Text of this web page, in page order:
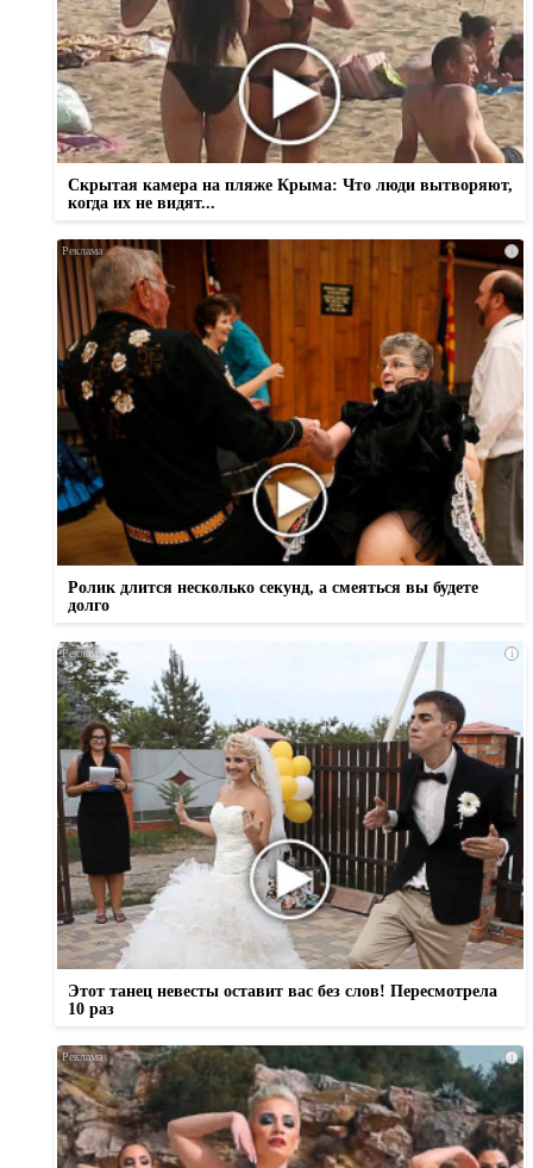
Скрытая камера на пляже Крыма: Что люди вытворяют,
когда их не видят...
i
Ролик длится несколько секунд, а смеяться вы будете
долго
i
Этот танец невесты оставит вас без слов! Пересмотрела
10 раз
i